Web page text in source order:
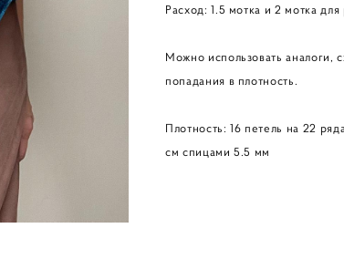
Расход: 1.5 мотка и 2 мотка
Можно использовать аналоги,
попадания в плотность.
Плотность: 16 петель на 22
см спицами 5.5 мм